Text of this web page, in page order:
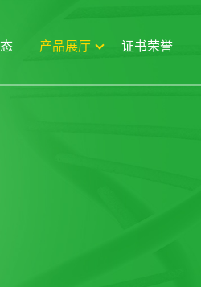
产品展厅 证书荣誉